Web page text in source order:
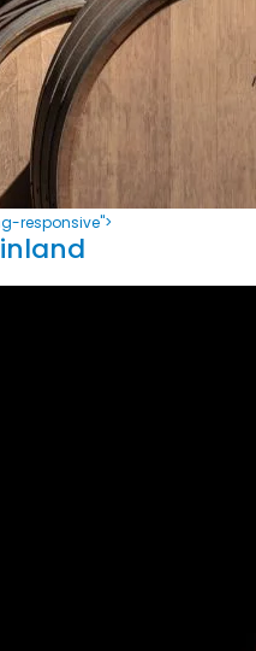
responsive">